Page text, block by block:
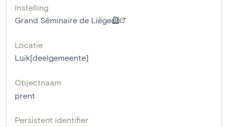
Instelling
Grand Séminaire de Liège
Locatie
Luik[deelgemeente]
Objectnaam
prent
Persistent identifier